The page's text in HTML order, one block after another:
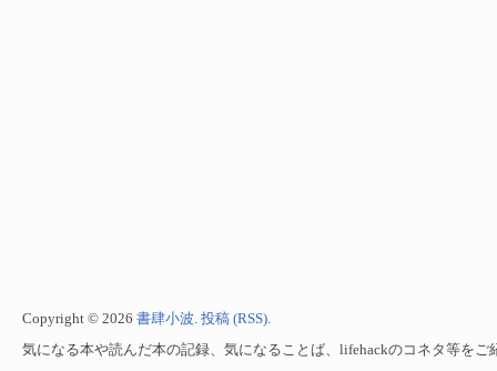
Copyright © 2026 書肆小波. 投稿 (RSS).
気になる本や読んだ本の記録、気になることば、lifehackのコネタ等をご